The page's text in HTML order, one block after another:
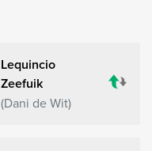
Lequincio
Zeefuik
Dani de Wit